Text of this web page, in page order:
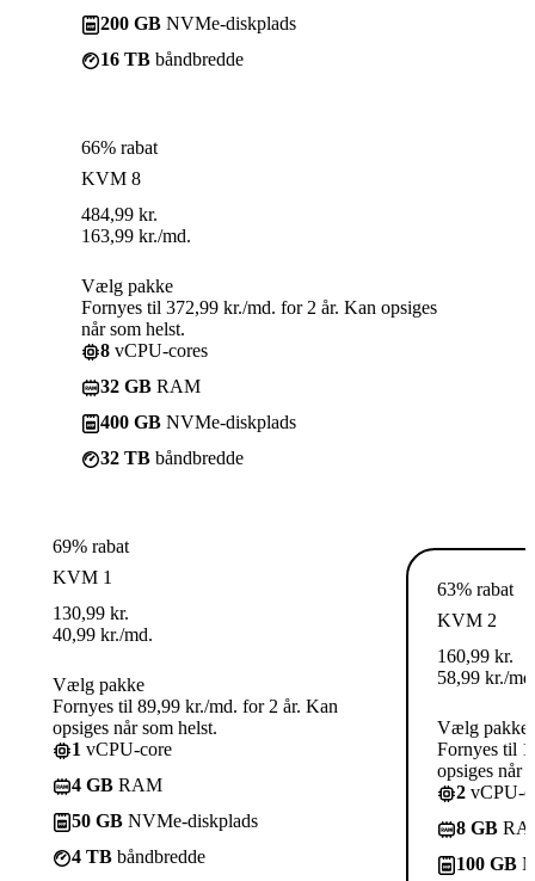
200 GB NVMe-diskplads
16 TB båndbredde
66% rabat
KVM 8
484,99 kr.
163,99 kr./md.
Vælg pakke
Fornyes til 372,99 kr./md. for 2 år. Kan opsiges
når som helst.
8 vCPU-cores
32 GB RAM
400 GB NVMe-diskplads
32 TB båndbredde
69% rabat
KVM 1
130,99 kr.
40,99 kr./md.
Vælg pakke
Fornyes til 89,99 kr./md. for 2 år. Kan
opsiges når som helst.
1 vCPU-core
4 GB RAM
50 GB NVMe-diskplads
4 TB båndbredde
63% rabat
KVM 2
160,99 kr.
58,99 kr./
Vælg pakke
Fornyes til
opsiges når
2 vCPU-
8 GB
100 GB